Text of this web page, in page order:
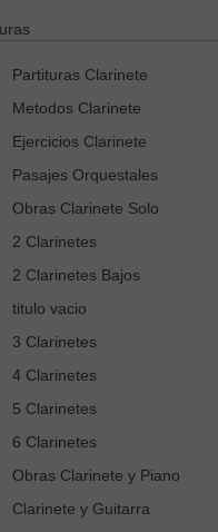
Partituras Clarinete
Metodos Clarinete
Ejercicios Clarinete
Pasajes Orquestales
Obras Clarinete Solo
2 Clarinetes
2 Clarinetes Bajos
titulo vacio
3 Clarinetes
4 Clarinetes
5 Clarinetes
6 Clarinetes
Obras Clarinete y Piano
Clarinete y Guitarra